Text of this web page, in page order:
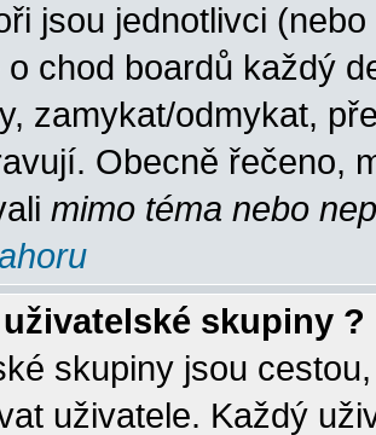
jsou jednotlivci
o chod boardů každý
zamykat/odmykat,
Obecně řečeno,
mimo téma nebo
skupiny ?
skupiny jsou
uživatele. Každý